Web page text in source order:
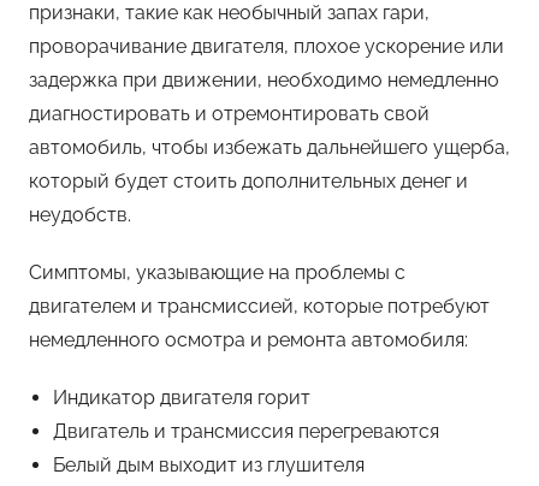
признаки, такие как необычный запах гари,
проворачивание двигателя, плохое ускорение или
задержка при движении, необходимо немедленно
диагностировать и отремонтировать свой
автомобиль, чтобы избежать дальнейшего ущерба,
который будет стоить дополнительных денег и
неудобств.
Симптомы, указывающие на проблемы с
двигателем и трансмиссией, которые потребуют
немедленного осмотра и ремонта автомобиля:
Индикатор двигателя горит
Двигатель и трансмиссия перегреваются
Белый дым выходит из глушителя